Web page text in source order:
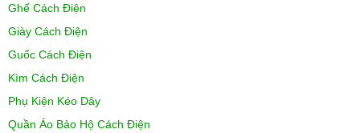
Ghế Cách Điện
Giày Cách Điện
Guốc Cách Điện
Kìm Cách Điện
Phụ Kiện Kéo Dây
Quần Áo Bảo Hộ Cách Điện